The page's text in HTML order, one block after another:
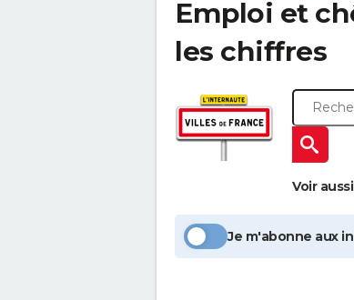
Emploi et
les chiffres
Voir
Je m'abonne aux